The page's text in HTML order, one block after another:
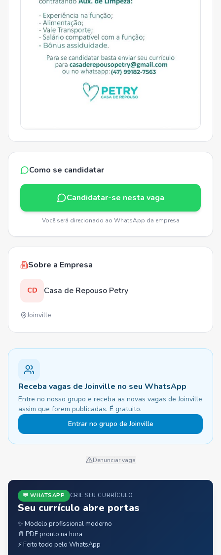
Como se candidatar
Candidatar-se nesta vaga
Você será direcionado ao WhatsApp da empresa
Sobre a Empresa
CD Casa de Repouso Petry
Joinville
Receba vagas de Joinville no seu WhatsApp
Entre no nosso grupo e receba as novas vagas de Joinville
assim que forem publicadas. É gratuito.
Entrar no grupo de Joinville
Denunciar vaga
💬 WHATSAPP CRIE SEU CURRÍCULO
Seu currículo abre portas
✨ Modelo profissional moderno
📄 PDF pronto na hora
⚡ Feito todo pelo WhatsApp